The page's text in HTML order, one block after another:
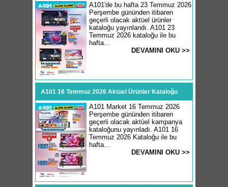
A101'de bu hafta 23 Temmuz 2026
Perşembe gününden itibaren
geçerli olacak aktüel ürünler
kataloğu yayınlandı. A101 23
Temmuz 2026 kataloğu ile bu
hafta...
DEVAMINI OKU >>
A101 16 Temmuz 2026 Aktüel Ürünler Kataloğu
A101 Market 16 Temmuz 2026
Perşembe gününden itibaren
geçerli olacak aktüel kampanya
kataloğunu yayınladı. A101 16
Temmuz 2026 Kataloğu ile bu
hafta...
DEVAMINI OKU >>